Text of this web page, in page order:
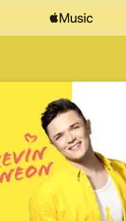
Apple Music installieren